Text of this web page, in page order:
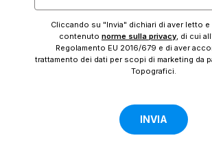
Cliccando su "Invia" dichiari di aver letto
contenuto norme sulla privacy, di cui
Regolamento EU 2016/679 e di aver
trattamento dei dati per scopi di marketing da
Topografici.
INVIA